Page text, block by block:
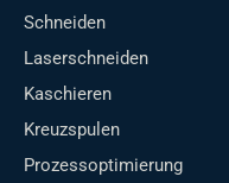
Schneiden
Laserschneiden
Kaschieren
Kreuzspulen
Prozessoptimierung